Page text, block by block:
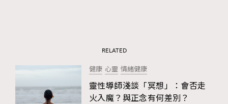
RELATED
健康 心靈 情緒健康
靈性導師淺談「冥想」：會否走
火入魔？與正念有何差別？